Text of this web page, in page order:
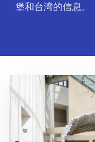
堡和台湾的信息。